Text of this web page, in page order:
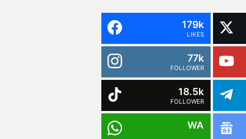
179k
LIKES
77k
FOLLOWER
18.5k
FOLLOWER
WA